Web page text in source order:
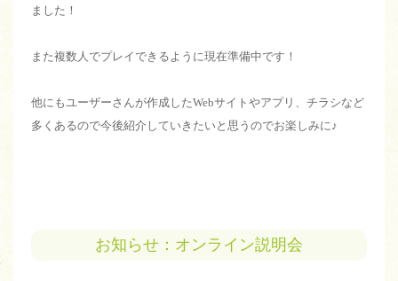
ました！
また複数人でプレイできるように現在準備中です！
他にもユーザーさんが作成したWebサイトやアプリ、チラシなど
多くあるので今後紹介していきたいと思うのでお楽しみに♪
お知らせ：オンライン説明会